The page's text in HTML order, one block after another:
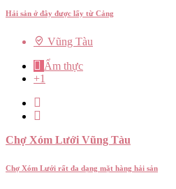
Hải sản ở đây được lấy từ Cảng
Vũng Tàu
Ẩm thực
+1
Chợ Xóm Lưới Vũng Tàu
Chợ Xóm Lưới rất đa dạng mặt hàng hải sản